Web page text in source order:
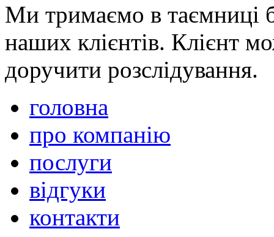
Ми тримаємо в таємниці
наших клієнтів. Клієнт
доручити розслідування.
головна
про компанію
послуги
відгуки
контакти